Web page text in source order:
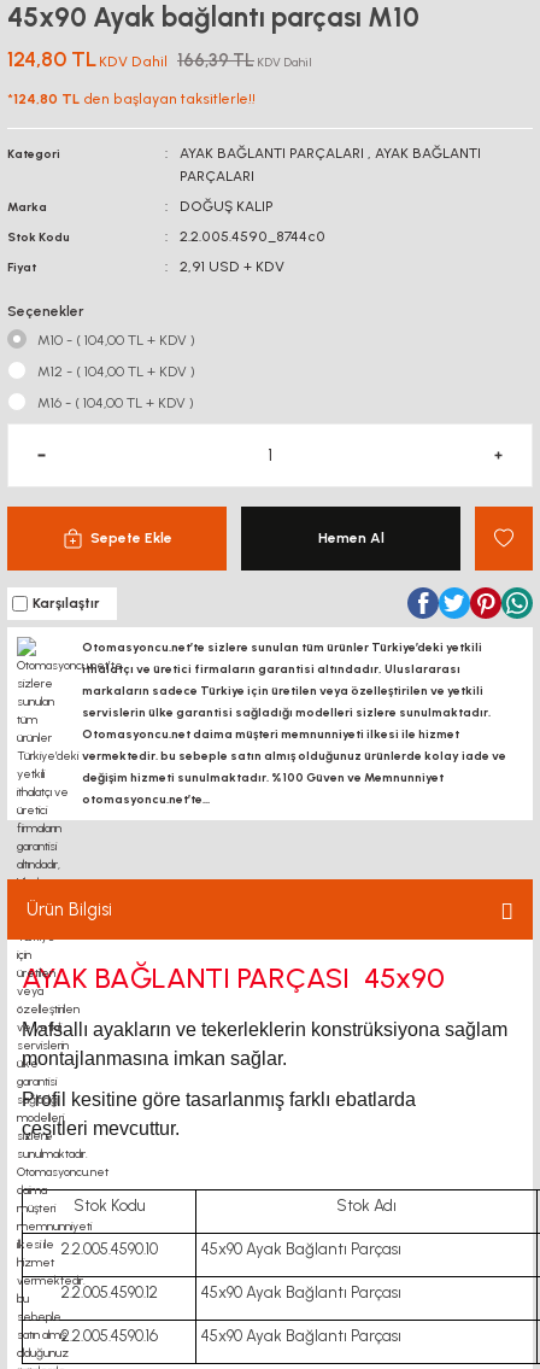
45x90 Ayak bağlantı parçası M10
124,80 TL KDV Dahil 166,39 TL KDV Dahil
*124,80 TL den başlayan taksitlerle!!
Kategori AYAK BAĞLANTI PARÇALARI , AYAK BAĞLANTI
PARÇALARI
Marka DOĞUŞ KALIP
Stok Kodu 2.2.005.4590_8744c0
Fiyat 2,91 USD + KDV
Seçenekler
M10 - ( 104,00 TL + KDV )
M12 - ( 104,00 TL + KDV )
M16 - ( 104,00 TL + KDV )
Sepete Ekle Hemen Al
Karşılaştır
Otomasyoncu.net’te sizlere sunulan tüm ürünler Türkiye’deki yetkili
ithalatçı ve üretici firmaların garantisi altındadır, Uluslararası
markaların sadece Türkiye için üretilen veya özelleştirilen ve yetkili
servislerin ülke garantisi sağladığı modelleri sizlere sunulmaktadır.
Otomasyoncu.net daima müşteri memnunniyeti ilkesi ile hizmet
vermektedir. bu sebeple satın almış olduğunuz ürünlerde kolay iade ve
değişim hizmeti sunulmaktadır. %100 Güven ve Memnunniyet
otomasyoncu.net’te...
Ürün Bilgisi
AYAK BAĞLANTI PARÇASI 45x90
Mafsallı ayakların ve tekerleklerin konstrüksiyona sağlam
montajlanmasına imkan sağlar.
Profil kesitine göre tasarlanmış farklı ebatlarda
çeşitleri mevcuttur.
Stok Kodu Stok Adı
2.2.005.4590.10 45x90 Ayak Bağlantı Parçası
2.2.005.4590.12 45x90 Ayak Bağlantı Parçası
2.2.005.4590.16 45x90 Ayak Bağlantı Parçası